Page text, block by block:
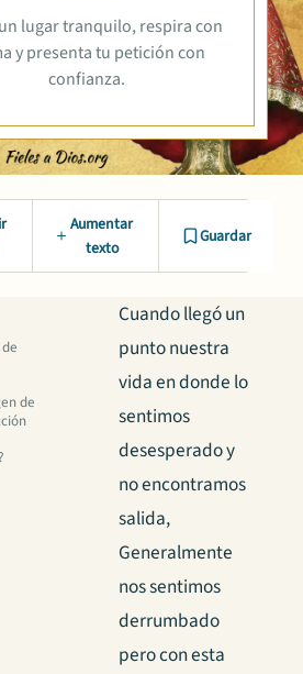
lugar tranquilo, respira con
y presenta tu petición con
confianza.
Aumentar
texto
Guardar
de
Cuando llegó un
punto nuestra
vida en donde lo
sentimos
desesperado y
no encontramos
salida,
Generalmente
nos sentimos
derrumbado
pero con esta